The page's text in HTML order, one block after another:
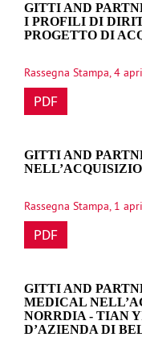
GITTI AND
I PROFILI DI
PROGETTO DI
Rassegna Stampa, 4
PDF
GITTI AND
Rassegna Stampa, 1
PDF
GITTI AND
MEDICAL
NORRDIA - TIAN
D’AZIENDA DI